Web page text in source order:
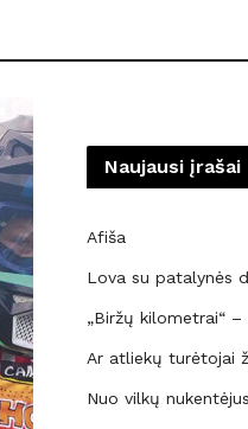
Naujausi įrašai
Afiša
Lova su patalynės
„Biržų kilometrai“
Ar atliekų turėtojai
Nuo vilkų